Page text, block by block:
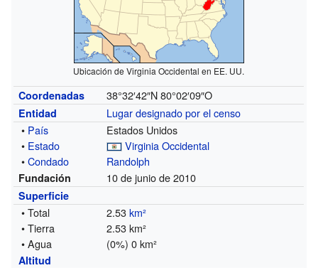
Ubicación de Virginia Occidental en EE. UU.
Coordenadas 38°32′42″N 80°02′09″O
Entidad
Lugar designado por el censo
• País
Estados Unidos
• Estado
Virginia Occidental
•Condado Randolph
Fundación 10 de junio de 2010
Superficie
• Total 2.53km²
• Tierra
2.53 km²
• Agua
(0%) 0 km²
Altitud